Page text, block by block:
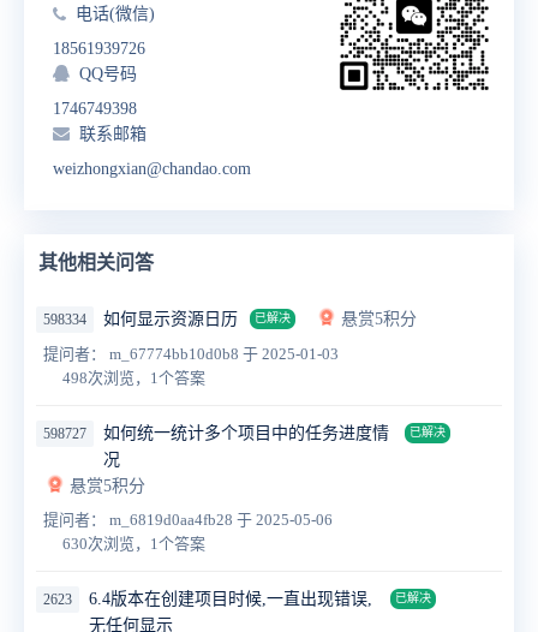
电话(微信)
18561939726
QQ号码
1746749398
联系邮箱
weizhongxian@chandao.com
其他相关问答
598334 如何显示资源日历 已解决
悬赏5积分
提问者： m_67774bb10d0b8 于 2025-01-03
498次浏览，1个答案
598727
如何统一统计多个项目中的任务进度情
况
已解决
悬赏5积分
提问者： m_6819d0aa4fb28 于 2025-05-06
630次浏览，1个答案
2623
6.4版本在创建项目时候,一直出现错误,
无任何显示
已解决